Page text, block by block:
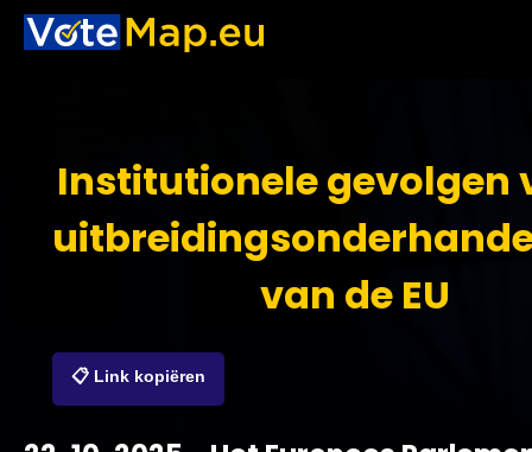
Institutionele gevolgen
van de EU
📋 Link kopiëren